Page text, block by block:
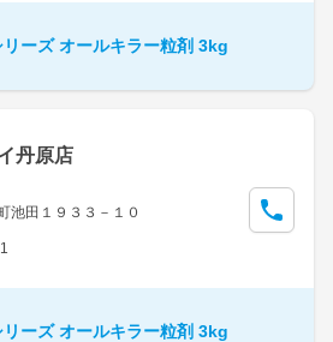
ーズ オールキラー粒剤 3kg
丹原店
池田１９３３－１０
ーズ オールキラー粒剤 3kg